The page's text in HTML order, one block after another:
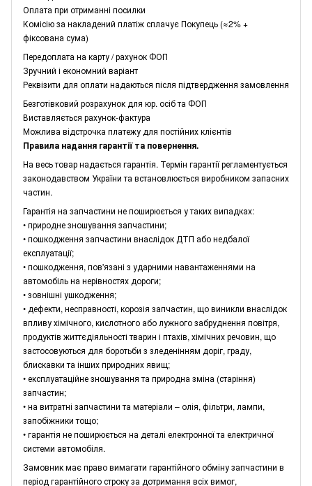
Оплата при отриманні посилки
Комісію за накладений платіж сплачує Покупець (≈2% +
фіксована сума)
Передоплата на карту / рахунок ФОП
Зручний і економний варіант
Реквізити для оплати надаються після підтвердження замовлення
Безготівковий розрахунок для юр. осіб та ФОП
Виставляється рахунок-фактура
Можлива відстрочка платежу для постійних клієнтів
Правила надання гарантії та повернення.
На весь товар надається гарантія. Термін гарантії регламентується
законодавством України та встановлюється виробником запасних
частин.
Гарантія на запчастини не поширюється у таких випадках:
• природне зношування запчастини;
• пошкодження запчастини внаслідок ДТП або недбалої
експлуатації;
• пошкодження, пов'язані з ударними навантаженнями на
автомобіль на нерівностях дороги;
• зовнішні ушкодження;
• дефекти, несправності, корозія запчастин, що виникли внаслідок
впливу хімічного, кислотного або лужного забруднення повітря,
продуктів життєдіяльності тварин і птахів, хімічних речовин, що
застосовуються для боротьби з зледенінням доріг, граду,
блискавки та інших природних явищ;
• експлуатаційне зношування та природна зміна (старіння)
запчастин;
• на витратні запчастини та матеріали – олія, фільтри, лампи,
запобіжники тощо;
• гарантія не поширюється на деталі електронної та електричної
системи автомобіля.
Замовник має право вимагати гарантійного обміну запчастини в
період гарантійного строку за дотримання всіх вимог,